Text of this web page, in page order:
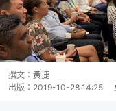
撰文： 黃捷
出版： 2019-10-28 14:25